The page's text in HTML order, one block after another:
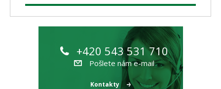
+420 543 531 710
Pošlete nám e-mail
Kontakty